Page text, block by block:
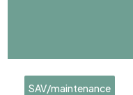
SAV/maintenance